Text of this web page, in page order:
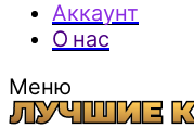
Аккаунт
О нас
Меню